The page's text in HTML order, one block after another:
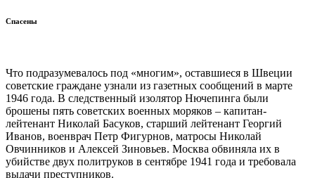
Спасены
Что подразумевалось под «многим», оставшиеся в Швеции
советские граждане узнали из газетных сообщений в марте
1946 года. В следственный изолятор Нючепинга были
брошены пять советских военных моряков – капитан-
лейтенант Николай Басуков, старший лейтенант Георгий
Иванов, военврач Петр Фигурнов, матросы Николай
Овчинников и Алексей Зиновьев. Москва обвиняла их в
убийстве двух политруков в сентябре 1941 года и требовала
выдачи преступников.